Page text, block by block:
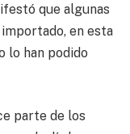
que algunas
en esta
lo han podido
parte de los